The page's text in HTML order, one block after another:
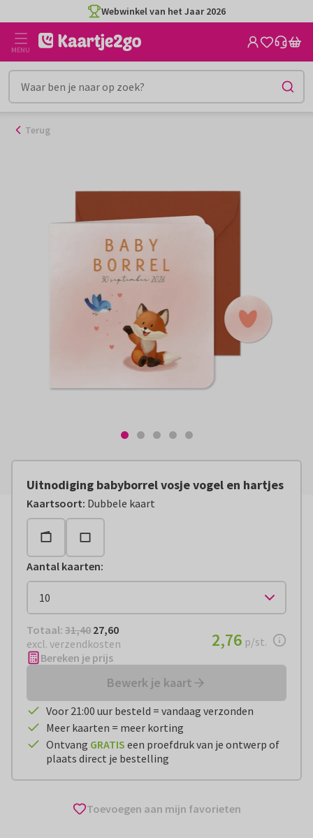
naar
inhoud
Webwinkel van het Jaar 2026
MENU
Terug
Uitnodiging babyborrel vosje vogel en hartjes
Kaartsoort: Dubbele kaart
Aantal kaarten:
Totaal: € 27,60
Totaal: 31,40 27,60
excl. verzendkosten
€ 2,76per stuk
2,76 p/st.
Bereken je prijs
Bewerk je kaart
Voor 21:00 uur besteld = vandaag verzonden
Meer kaarten = meer korting
Ontvang GRATIS een proefdruk van je ontwerp of
plaats direct je bestelling
Toevoegen aan mijn favorieten